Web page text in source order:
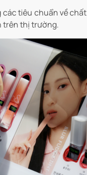
tiêu chuẩn về
trên thị trường.